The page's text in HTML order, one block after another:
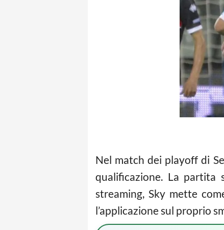
Nel match dei playoff di
qualificazione. La partita
streaming, Sky mette
l’applicazione sul proprio